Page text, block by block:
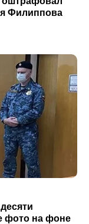
Филиппова
фото на фоне